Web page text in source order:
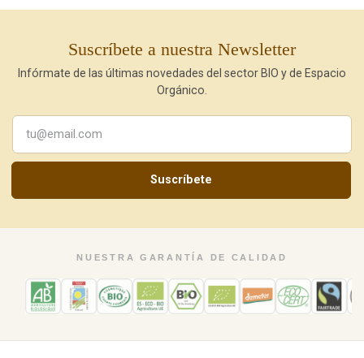
Suscríbete a nuestra Newsletter
Infórmate de las últimas novedades del sector BIO y de Espacio
Orgánico.
Suscríbete
NUESTRA GARANTÍA DE CALIDAD